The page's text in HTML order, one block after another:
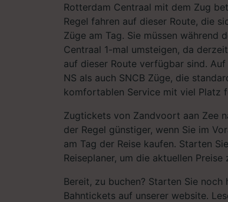
Rotterdam Centraal mit dem Zug
Regel fahren auf dieser Route, die
Züge am Tag. Sie müssen während
Centraal 1-mal umsteigen, da
auf dieser Route verfügbar sind.
NS als auch SNCB Züge, die
komfortablen Service mit viel Platz
Zugtickets von Zandvoort aan Zee
der Regel günstiger, wenn Sie im
am Tag der Reise kaufen. Starten
Reiseplaner, um die aktuellen Preise
Bereit, zu buchen? Starten Sie noch
Bahntickets auf unserer website.